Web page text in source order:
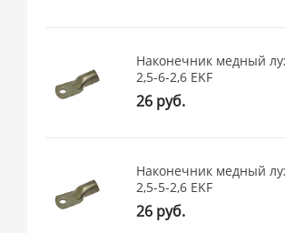
Наконечник медный
2,5-6-2,6 EKF
26 руб.
Наконечник медный
2,5-5-2,6 EKF
26 руб.